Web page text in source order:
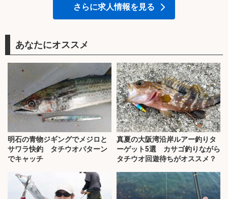
さらに求人情報を見る
あなたにオススメ
明石の青物ジギングでメジロと
サワラ快釣 タチウオパターン
でキャッチ
真夏の大阪湾沿岸ルアー釣りタ
ーゲット5選 カサゴ釣りながら
タチウオ回遊待ちがオススメ？